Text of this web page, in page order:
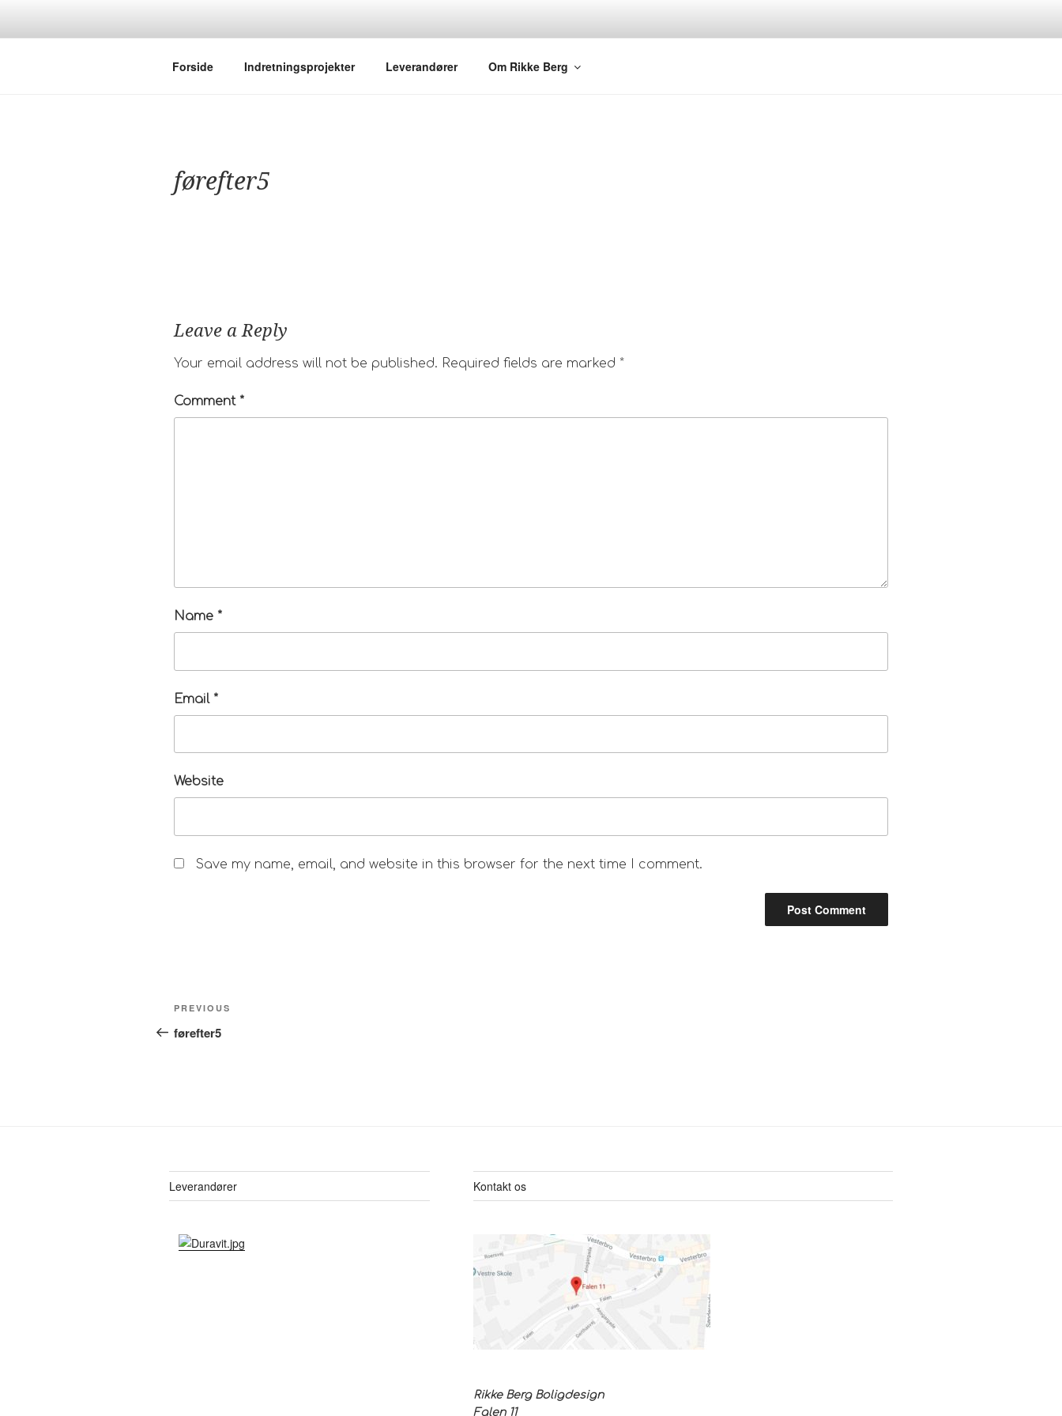
Forside Indretningsprojekter Leverandører Om Rikke Berg
førefter5
Leave a Reply
Your email address will not be published. Required fields are marked *
Comment *
Name *
Email *
Website
Save my name, email, and website in this browser for the next time I comment.
Post
navigation
Previous
Post
PREVIOUS
førefter5
Leverandører Kontakt os
Rikke Berg Boligdesign
Falen 11